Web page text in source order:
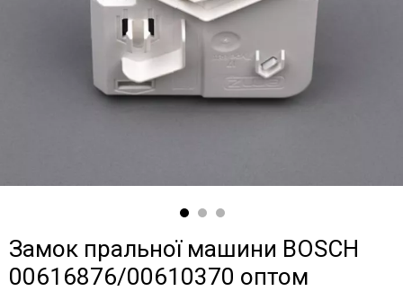
Замок пральної машини BOSCH
00616876/00610370 оптом